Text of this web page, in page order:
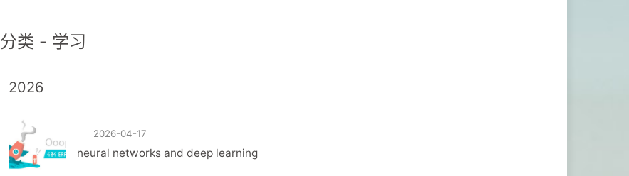
分类 - 学习
2026
2026-04-17
neural networks and deep learning